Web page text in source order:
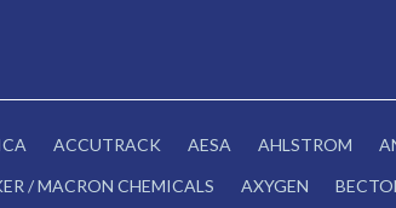
ACCUTRACK AESA AHLSTROM
/ MACRON CHEMICALS AXYGEN